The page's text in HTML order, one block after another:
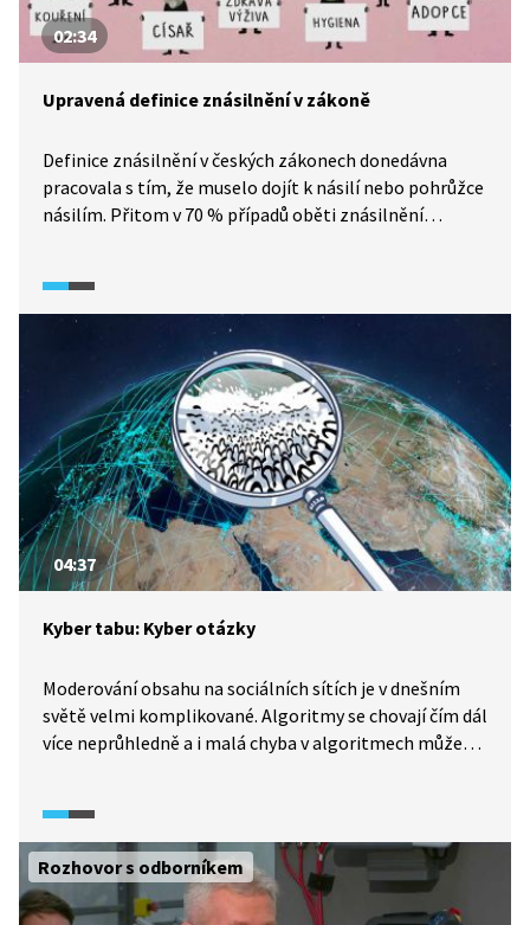
02:34
Upravená definice znásilnění v zákoně
Definice znásilnění v českých zákonech donedávna
pracovala s tím, že muselo dojít k násilí nebo pohrůžce
násilím. Přitom v 70 % případů oběti znásilnění
K tomu výrazně přispěla snaha političky a aktivistky
Johany Nejedlové a její organizace Konsent.
Na problematiku rovných práv a překážek, kterým ženy
čelí, se zaměřuje dokumentární seriál Potížistky
(2025).
04:37
Kyber tabu: Kyber otázky
Moderování obsahu na sociálních sítích je v dnešním
světě velmi komplikované. Algoritmy se chovají čím dál
více neprůhledně a i malá chyba v algoritmech může
zatím neví, jak účinné budou v praxi.
Rozhovor s odborníkem